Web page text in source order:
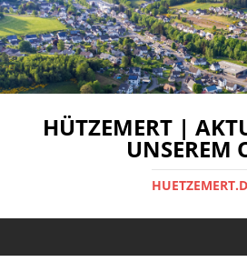
HÜTZEMERT |
UNSEREM